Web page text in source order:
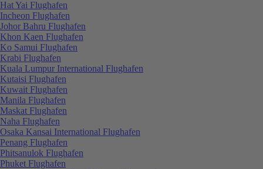
Hat Yai Flughafen
Incheon Flughafen
Johor Bahru Flughafen
Khon Kaen Flughafen
Ko Samui Flughafen
Krabi Flughafen
Kuala Lumpur International Flughafen
Kutaisi Flughafen
Kuwait Flughafen
Manila Flughafen
Maskat Flughafen
Naha Flughafen
Osaka Kansai International Flughafen
Penang Flughafen
Phitsanulok Flughafen
Phuket Flughafen